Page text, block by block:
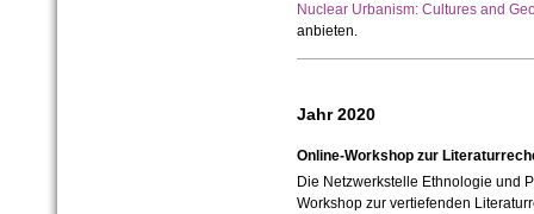
Nuclear Urbanism: Cultures and
anbieten.
Jahr 2020
Online-Workshop zur
Die Netzwerkstelle Ethnologie und
Workshop zur vertiefenden